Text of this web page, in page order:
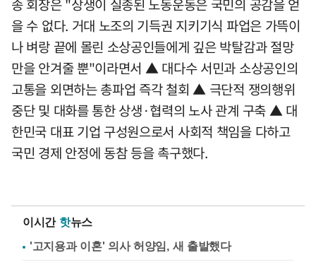
송 회장은 "상생이 실종된 노동운동은 국민의 공감을 얻
을 수 없다. 거대 노조의 기득권 지키기식 파업은 가뜩이
나 벼랑 끝에 몰린 소상공인들에게 깊은 박탈감과 절망
만을 안겨줄 뿐"이라면서 ▲ 대다수 서민과 소상공인의
고통을 외면하는 총파업 즉각 철회 ▲ 극단적 쟁의행위
중단 및 대화를 통한 상생·협력의 노사 관계 구축 ▲ 대
한민국 대표 기업 구성원으로서 사회적 책임을 다하고
국민 경제 안정에 동참 등을 촉구했다.
이시간 핫뉴스
'고지용과 이혼' 의사 허양임, 새 출발했다